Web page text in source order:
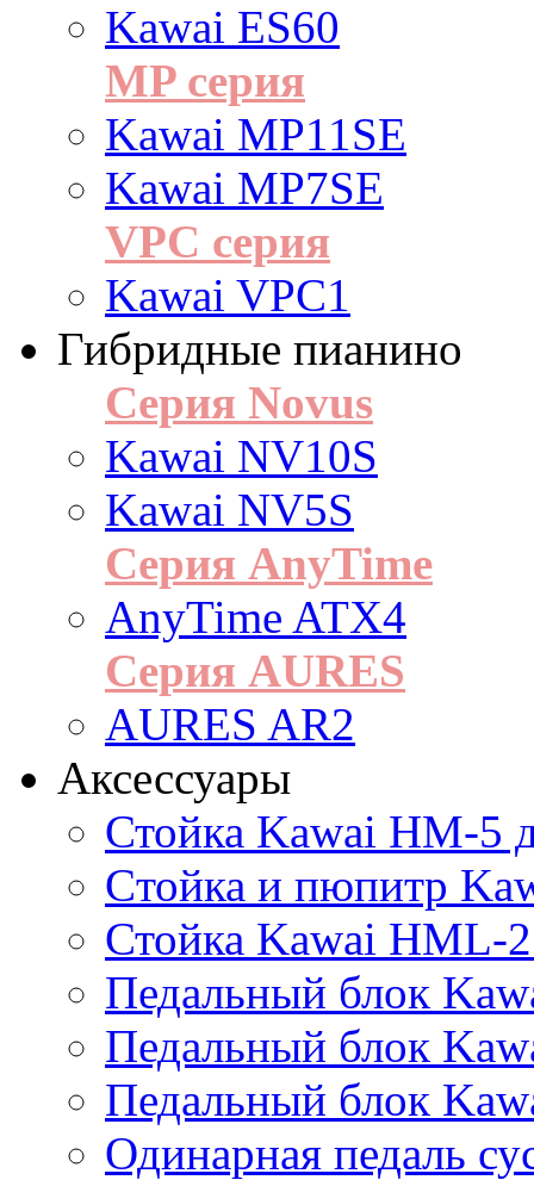
Kawai ES60
MP серия
Kawai MP11SE
Kawai MP7SE
VPC серия
Kawai VPC1
Гибридные пианино
Серия Novus
Kawai NV10S
Kawai NV5S
Серия AnyTime
AnyTime ATX4
Серия AURES
AURES AR2
Аксессуары
Стойка Kawai HM-5
Cтойка и пюпитр
Стойка Kawai HML-
Педальный блок
Педальный блок
Педальный блок
Одинарная педаль